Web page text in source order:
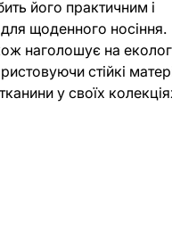
його практичним і
щоденного носіння.
наголошує на
стійкі
у своїх